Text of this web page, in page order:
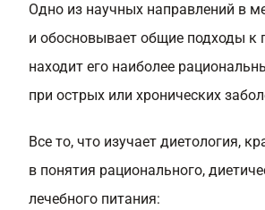
Одно из научных направлений в
и обосновывает общие подходы к
находит его наиболее
при острых или хронических
Все то, что изучает диетология,
в понятия рационального,
лечебного питания: